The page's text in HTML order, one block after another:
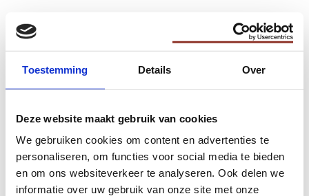
Toestemming Details Over
Deze website maakt gebruik van cookies
We gebruiken cookies om content en advertenties te
personaliseren, om functies voor social media te bieden
en om ons websiteverkeer te analyseren. Ook delen we
informatie over uw gebruik van onze site met onze
Voorbeeldcases
Over ons